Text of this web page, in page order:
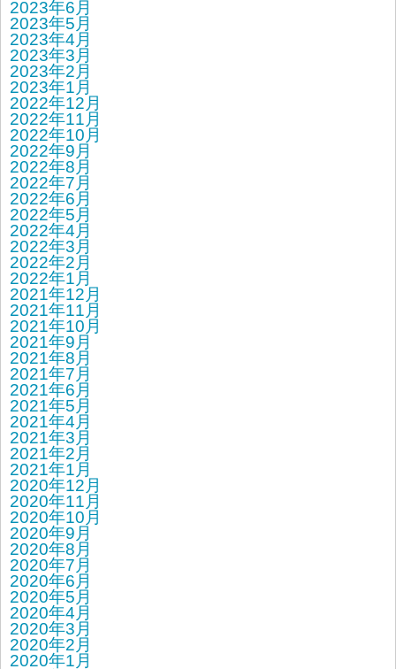
2023年6月
2023年5月
2023年4月
2023年3月
2023年2月
2023年1月
2022年12月
2022年11月
2022年10月
2022年9月
2022年8月
2022年7月
2022年6月
2022年5月
2022年4月
2022年3月
2022年2月
2022年1月
2021年12月
2021年11月
2021年10月
2021年9月
2021年8月
2021年7月
2021年6月
2021年5月
2021年4月
2021年3月
2021年2月
2021年1月
2020年12月
2020年11月
2020年10月
2020年9月
2020年8月
2020年7月
2020年6月
2020年5月
2020年4月
2020年3月
2020年2月
2020年1月